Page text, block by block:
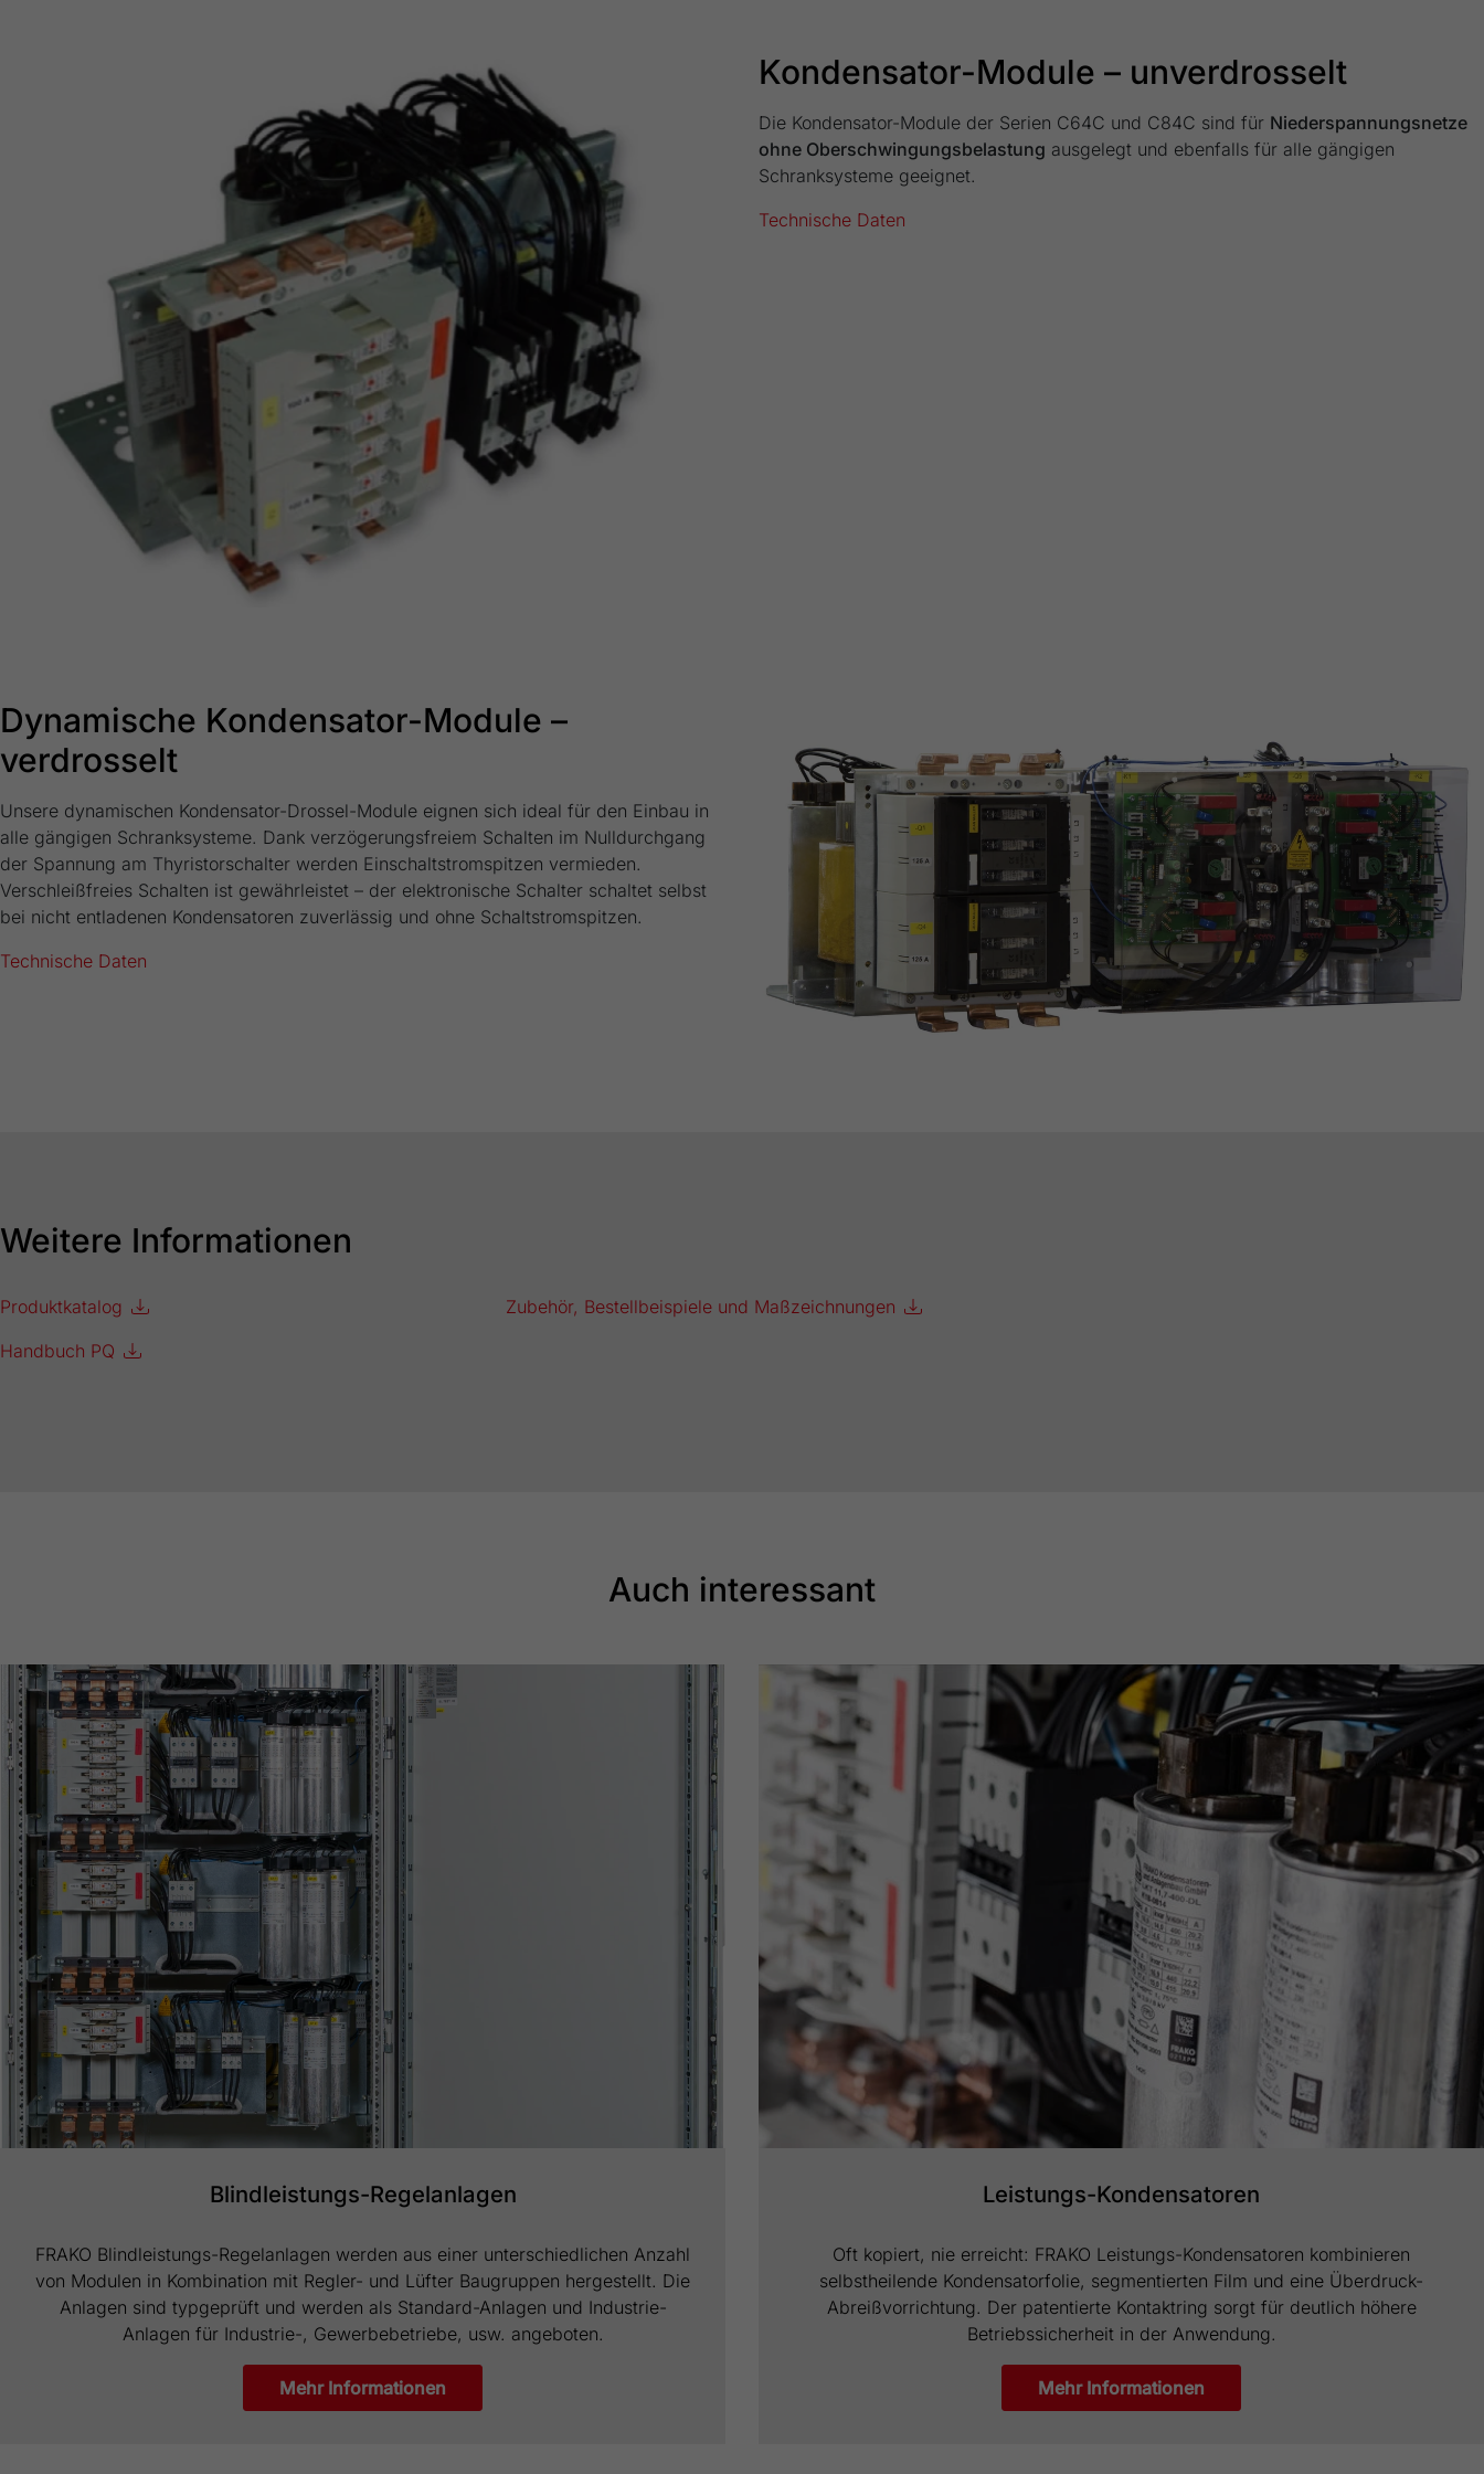
Kondensator-Module – unverdrosselt
Die Kondensator-Module der Serien C64C und C84C sind für Niederspannungsnetze
ohne Oberschwingungsbelastung ausgelegt und ebenfalls für alle gängigen
Schranksysteme geeignet.
Technische Daten
Dynamische Kondensator-Module –
verdrosselt
Unsere dynamischen Kondensator-Drossel-Module eignen sich ideal für den Einbau in
alle gängigen Schranksysteme. Dank verzögerungsfreiem Schalten im Nulldurchgang
der Spannung am Thyristorschalter werden Einschaltstromspitzen vermieden.
Verschleißfreies Schalten ist gewährleistet – der elektronische Schalter schaltet selbst
bei nicht entladenen Kondensatoren zuverlässig und ohne Schaltstromspitzen.
Technische Daten
Weitere Informationen
Produktkatalog
Handbuch PQ
Zubehör, Bestellbeispiele und Maßzeichnungen
Auch interessant
Blindleistungs-Regelanlagen
FRAKO Blindleistungs-Regelanlagen werden aus einer unterschiedlichen Anzahl
von Modulen in Kombination mit Regler- und Lüfter Baugruppen hergestellt. Die
Anlagen sind typgeprüft und werden als Standard-Anlagen und Industrie-
Anlagen für Industrie-, Gewerbebetriebe, usw. angeboten.
Mehr Informationen
Leistungs-Kondensatoren
Oft kopiert, nie erreicht: FRAKO Leistungs-Kondensatoren kombinieren
selbstheilende Kondensatorfolie, segmentierten Film und eine Überdruck-
Abreißvorrichtung. Der patentierte Kontaktring sorgt für deutlich höhere
Betriebssicherheit in der Anwendung.
Mehr Informationen